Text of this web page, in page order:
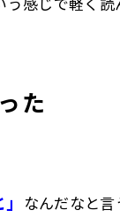
た
なんだなと言